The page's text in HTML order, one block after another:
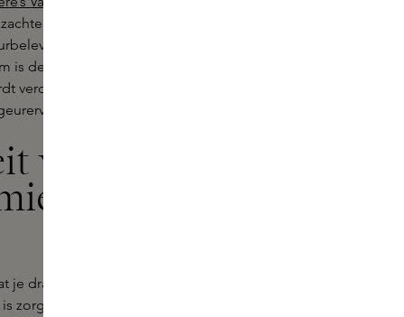
geurlaag achter die de hele
met enkele sprays van het
is de kroon op je
verdiept en versterkt, waardoor je
van Vanilla
bij
je draagt, maar ook over hoe je je
zorgvuldig samengesteld om niet